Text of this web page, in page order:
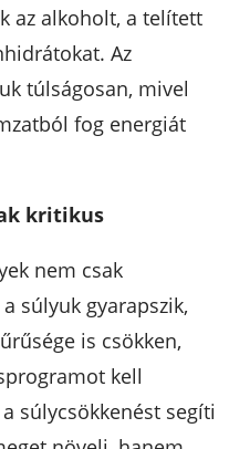
az alkoholt, a telített
Az
túlságosan, mivel
fog energiát
kritikus
nem csak
súlyuk gyarapszik,
is csökken,
kell
súlycsökkenést segíti